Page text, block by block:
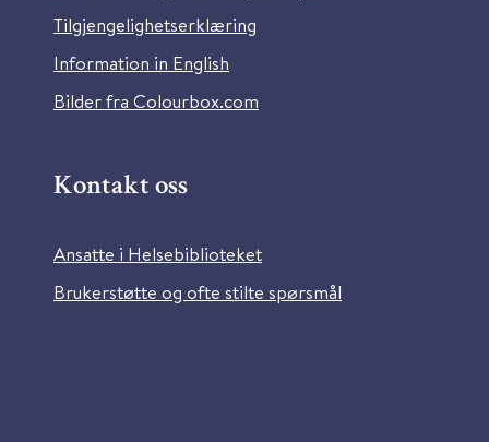
Tilgjengelighetserklæring
Information in English
Bilder fra Colourbox.com
Kontakt oss
Ansatte i Helsebiblioteket
Brukerstøtte og ofte stilte spørsmål